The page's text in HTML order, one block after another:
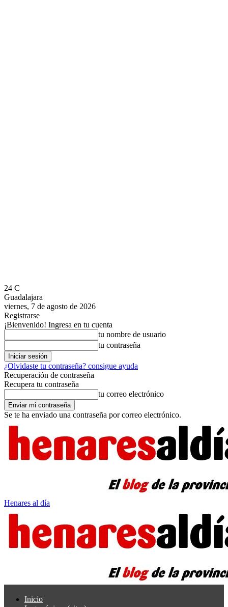
24 C
Guadalajara
viernes, 7 de agosto de 2026
Registrarse
¡Bienvenido! Ingresa en tu cuenta
tu nombre de usuario
tu contraseña
¿Olvidaste tu contraseña? consigue ayuda
Recuperación de contraseña
Recupera tu contraseña
tu correo electrónico
Se te ha enviado una contraseña por correo electrónico.
Henares al día
Inicio